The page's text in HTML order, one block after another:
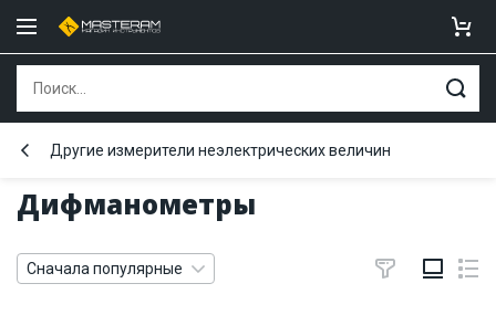
Дифманометры
Другие измерители неэлектрических величин
Сначала популярные